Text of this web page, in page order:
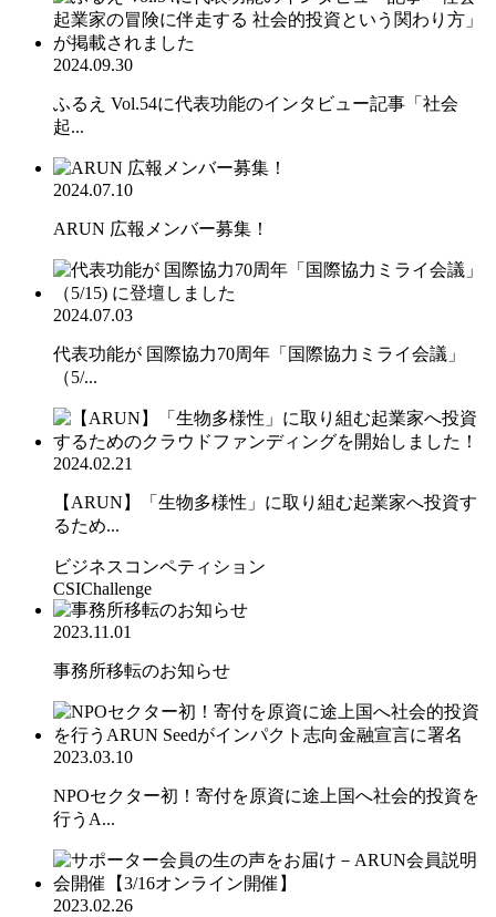
2024.09.30
ふるえ Vol.54に代表功能のインタビュー記事「社会
起...
2024.07.10
ARUN 広報メンバー募集！
2024.07.03
代表功能が 国際協力70周年「国際協力ミライ会議」
（5/...
2024.02.21
【ARUN】「生物多様性」に取り組む起業家へ投資す
るため...
ビジネスコンペティション
CSIChallenge
2023.11.01
事務所移転のお知らせ
2023.03.10
NPOセクター初！寄付を原資に途上国へ社会的投資を
行うA...
2023.02.26